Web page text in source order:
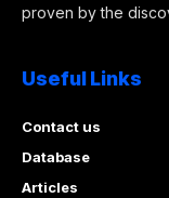
proven by the
Useful Links
Contact us
Database
Articles